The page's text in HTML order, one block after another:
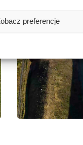
preferencje